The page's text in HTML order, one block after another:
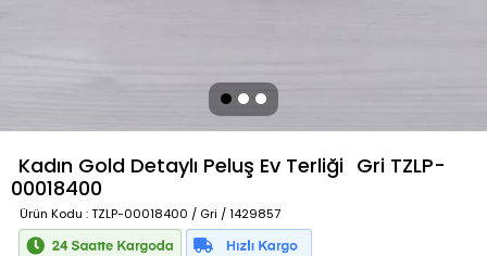
Kadın Gold Detaylı Peluş Ev Terliği Gri TZLP-
00018400
Ürün Kodu : TZLP-00018400 / Gri / 1429857